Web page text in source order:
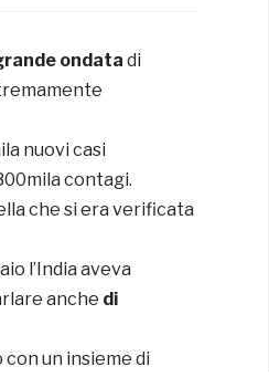
ondata di
nuovi casi
contagi.
che si era verificata
l’India aveva
anche di
un insieme di